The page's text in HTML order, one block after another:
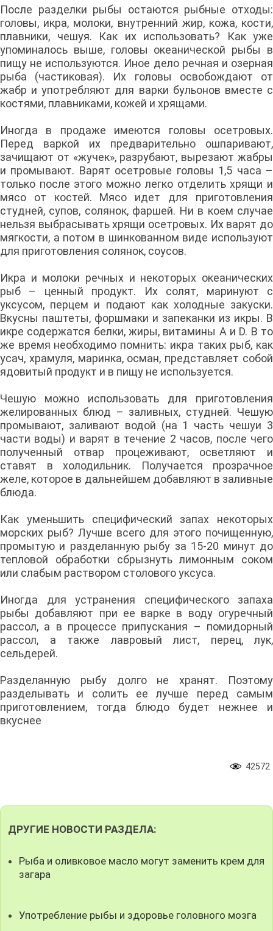
После разделки рыбы остаются рыбные отходы:
головы, икра, молоки, внутренний жир, кожа, кости,
плавники, чешуя. Как их использовать? Как уже
упоминалось выше, головы океанической рыбы в
пищу не используются. Иное дело речная и озерная
рыба (частиковая). Их головы освобождают от
жабр и употребляют для варки бульонов вместе с
костями, плавниками, кожей и хрящами.
Иногда в продаже имеются головы осетровых.
Перед варкой их предварительно ошпаривают,
зачищают от «жучек», разрубают, вырезают жабры
и промывают. Варят осетровые головы 1,5 часа –
только после этого можно легко отделить хрящи и
мясо от костей. Мясо идет для приготовления
студней, супов, солянок, фаршей. Ни в коем случае
нельзя выбрасывать хрящи осетровых. Их варят до
мягкости, а потом в шинкованном виде используют
для приготовления солянок, соусов.
Икра и молоки речных и некоторых океанических
рыб – ценный продукт. Их солят, маринуют с
уксусом, перцем и подают как холодные закуски.
Вкусны паштеты, форшмаки и запеканки из икры. В
икре содержатся белки, жиры, витамины А и D. В то
же время необходимо помнить: икра таких рыб, как
усач, храмуля, маринка, осман, представляет собой
ядовитый продукт и в пищу не используется.
Чешую можно использовать для приготовления
желированных блюд – заливных, студней. Чешую
промывают, заливают водой (на 1 часть чешуи 3
части воды) и варят в течение 2 часов, после чего
полученный отвар процеживают, осветляют и
ставят в холодильник. Получается прозрачное
желе, которое в дальнейшем добавляют в заливные
блюда.
Как уменьшить специфический запах некоторых
морских рыб? Лучше всего для этого почищенную,
промытую и разделанную рыбу за 15-20 минут до
тепловой обработки сбрызнуть лимонным соком
или слабым раствором столового уксуса.
Иногда для устранения специфического запаха
рыбы добавляют при ее варке в воду огуречный
рассол, а в процессе припускания – помидорный
рассол, а также лавровый лист, перец, лук,
сельдерей.
Разделанную рыбу долго не хранят. Поэтому
разделывать и солить ее лучше перед самым
приготовлением, тогда блюдо будет нежнее и
вкуснее
42572
ДРУГИЕ НОВОСТИ РАЗДЕЛА:
Рыба и оливковое масло могут заменить крем для
загара
Употребление рыбы и здоровье головного мозга